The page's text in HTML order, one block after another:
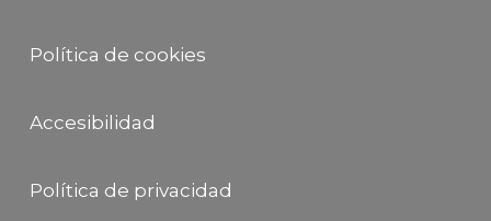
Política de cookies
Accesibilidad
Política de privacidad